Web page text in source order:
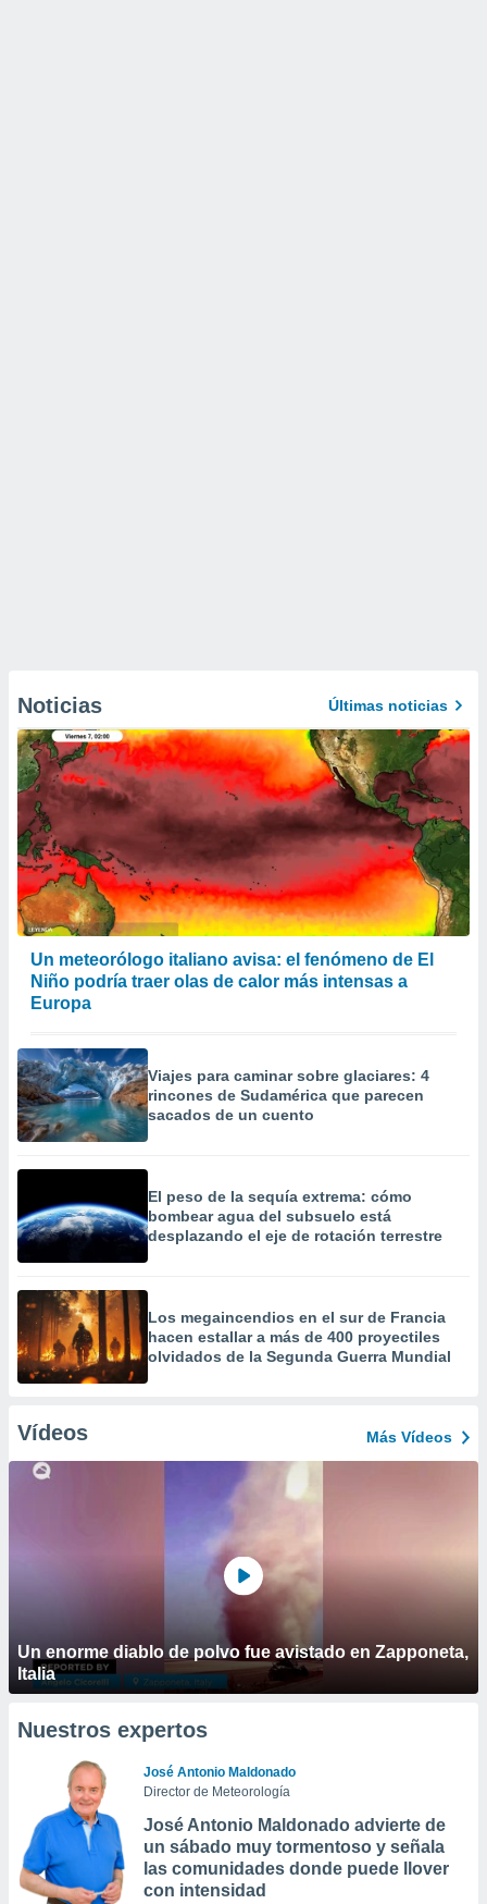
Noticias Últimas noticias
Un meteorólogo italiano avisa: el fenómeno de El
Niño podría traer olas de calor más intensas a
Europa
Viajes para caminar sobre glaciares: 4
rincones de Sudamérica que parecen
sacados de un cuento
El peso de la sequía extrema: cómo
bombear agua del subsuelo está
desplazando el eje de rotación terrestre
Los megaincendios en el sur de Francia
hacen estallar a más de 400 proyectiles
olvidados de la Segunda Guerra Mundial
Vídeos Más Vídeos
Un enorme diablo de polvo fue avistado en Zapponeta,
Italia
Nuestros expertos
José Antonio Maldonado
Director de Meteorología
José Antonio Maldonado advierte de
un sábado muy tormentoso y señala
las comunidades donde puede llover
con intensidad